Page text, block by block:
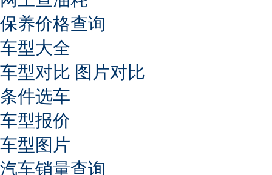
保养价格查询
车型大全
车型对比 图片对比
条件选车
车型报价
车型图片
汽车销量查询